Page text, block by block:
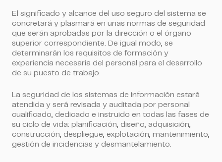
El significado y alcance del uso seguro del sistema se
concretará y plasmará en unas normas de seguridad
que serán aprobadas por la dirección o el órgano
superior correspondiente. De igual modo, se
determinarán los requisitos de formación y
experiencia necesaria del personal para el desarrollo
de su puesto de trabajo.
La seguridad de los sistemas de información estará
atendida y será revisada y auditada por personal
cualificado, dedicado e instruido en todas las fases de
su ciclo de vida: planificación, diseño, adquisición,
construcción, despliegue, explotación, mantenimiento,
gestión de incidencias y desmantelamiento.